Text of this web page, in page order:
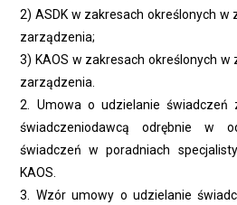
2) ASDK w zakresach określonych w
zarządzenia;
3) KAOS w zakresach określonych w
zarządzenia.
2. Umowa o udzielanie świadczeń
świadczeniodawcą odrębnie w
świadczeń w poradniach
KAOS.
3. Wzór umowy o udzielanie